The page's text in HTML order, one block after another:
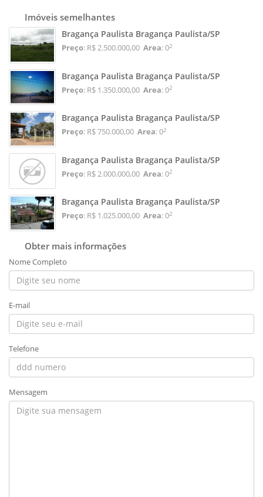
Imóveis semelhantes
Bragança Paulista Bragança Paulista/SP
Preço: R$ 2.500.000,00 Area: 02
Bragança Paulista Bragança Paulista/SP
Preço: R$ 1.350.000,00 Area: 02
Bragança Paulista Bragança Paulista/SP
Preço: R$ 750.000,00 Area: 02
Bragança Paulista Bragança Paulista/SP
Preço: R$ 2.000.000,00 Area: 02
Bragança Paulista Bragança Paulista/SP
Preço: R$ 1.025.000,00 Area: 02
Obter mais informações
Nome Completo
E-mail
Telefone
Mensagem